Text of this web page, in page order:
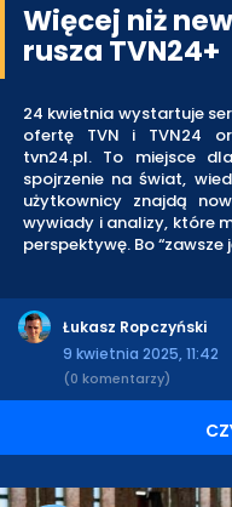
Więcej niż
rusza TVN24+
24 kwietnia wystartuje
ofertę TVN i TVN24
tvn24.pl. To miejsce
spojrzenie na świat,
użytkownicy znajdą
wywiady i analizy, które
perspektywę. Bo
Łukasz Ropczyński
9 kwietnia 2025, 11:42
(0 komentarzy)